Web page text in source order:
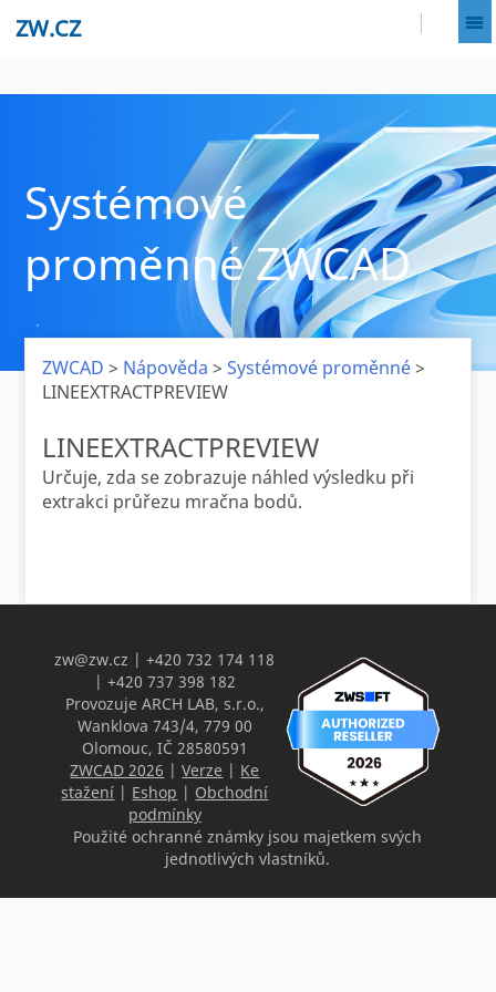
ZW.CZ
Systémové
proměnné ZWCAD
ZWCAD > Nápověda >Systémové proměnné>
LINEEXTRACTPREVIEW
LINEEXTRACTPREVIEW
Určuje, zda se zobrazuje náhled výsledku při
extrakci průřezu mračna bodů.
zw@zw.cz | +420 732 174 118
| +420 737 398 182
Provozuje ARCH LAB, s.r.o.,
Wanklova 743/4, 779 00
Olomouc, IČ 28580591
ZWCAD 2026 |Verze | Ke
stažení | Eshop | Obchodní
podmínky
Použité ochranné známky jsou majetkem svých
jednotlivých vlastníků.